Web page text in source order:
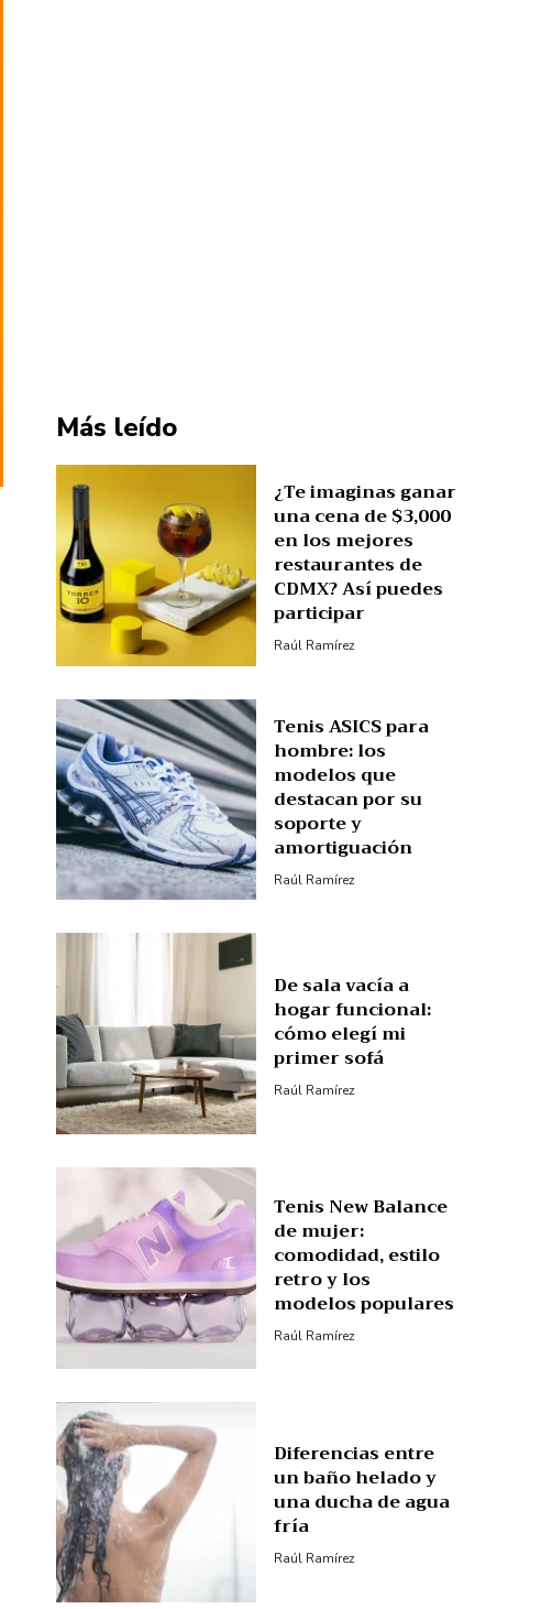
Más leído
¿Te imaginas ganar
una cena de $3,000
en los mejores
restaurantes de
CDMX? Así puedes
participar
Raúl Ramírez
Tenis ASICS para
hombre: los
modelos que
destacan por su
soporte y
amortiguación
Raúl Ramírez
De sala vacía a
hogar funcional:
cómo elegí mi
primer sofá
Raúl Ramírez
Tenis New Balance
de mujer:
comodidad, estilo
retro y los
modelos populares
Raúl Ramírez
Diferencias entre
un baño helado y
una ducha de agua
fría
Raúl Ramírez